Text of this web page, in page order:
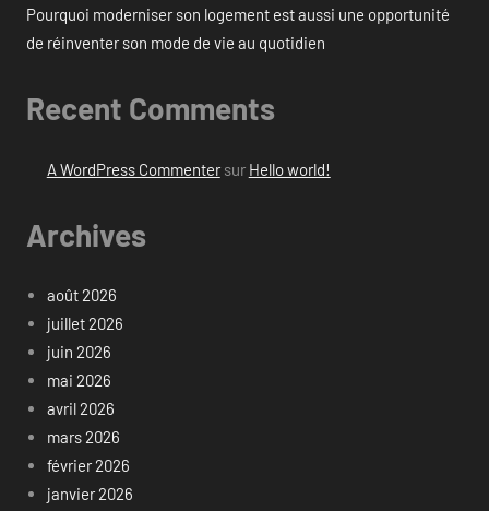
Pourquoi moderniser son logement est aussi une opportunité
de réinventer son mode de vie au quotidien
Recent Comments
A WordPress Commentersur Hello world!
Archives
août 2026
juillet 2026
juin 2026
mai 2026
avril 2026
mars 2026
février 2026
janvier 2026